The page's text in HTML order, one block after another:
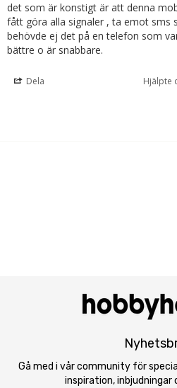
det som är konstigt är att denna
fått göra alla signaler , ta emot sms
behövde ej det på en telefon som
bättre o är snabbare.
Dela Hjälpte
Gå med i vår community för
inspiration, inbjudningar